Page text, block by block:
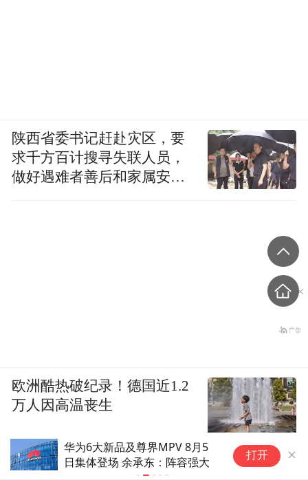
华为6大新品及尊界MPV 8月5
日集体登场 余承东：阵容强大
从"打卡式
外浪潮下的
打开
陕西省委书记赶赴灾区，要
求千方百计搜寻失联人员，
做好遇难者善后和家属安抚
欧洲酷热破纪录！德国近1.2
万人因高温丧生